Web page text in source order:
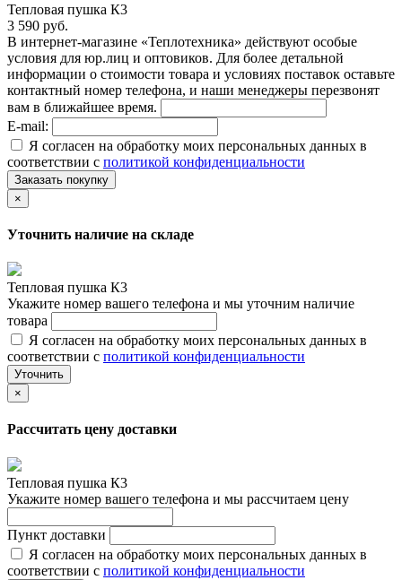
Тепловая пушка К3
3 590 руб.
В интернет-магазине «Теплотехника» действуют особые
условия для юр.лиц и оптовиков. Для более детальной
информации о стоимости товара и условиях поставок оставьте
контактный номер телефона, и наши менеджеры перезвонят
вам в ближайшее время.
E-mail:
Я согласен на обработку моих персональных данных в
соответствии с политикой конфиденциальности
Заказать покупку
×
Уточнить наличие на складе
Тепловая пушка К3
Укажите номер вашего телефона и мы уточним наличие
товара
Я согласен на обработку моих персональных данных в
соответствии с политикой конфиденциальности
Уточнить
×
Рассчитать цену доставки
Тепловая пушка К3
Укажите номер вашего телефона и мы рассчитаем цену
Пункт доставки
Я согласен на обработку моих персональных данных в
соответствии с политикой конфиденциальности